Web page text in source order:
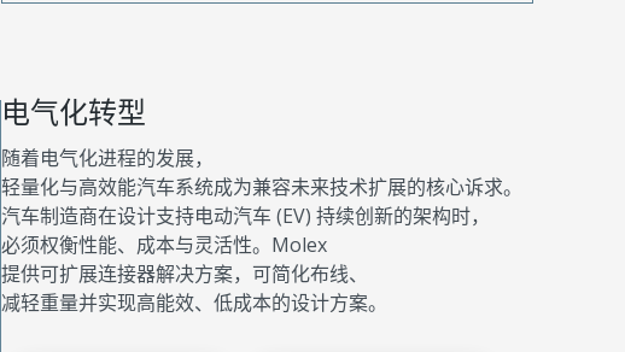
电气化转型
随着电气化进程的发展，
轻量化与高效能汽车系统成为兼容未来技术扩展的核心诉求。
汽车制造商在设计支持电动汽车 (EV) 持续创新的架构时，
必须权衡性能、成本与灵活性。Molex
提供可扩展连接器解决方案，可简化布线、
减轻重量并实现高能效、低成本的设计方案。